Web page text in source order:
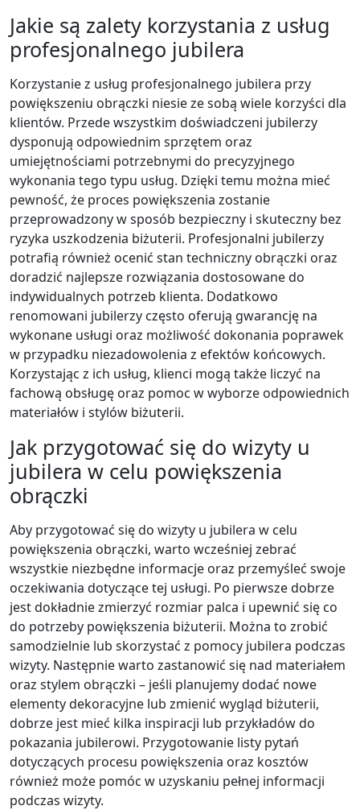
Jakie są zalety korzystania z usług
profesjonalnego jubilera
Korzystanie z usług profesjonalnego jubilera przy
powiększeniu obrączki niesie ze sobą wiele korzyści dla
klientów. Przede wszystkim doświadczeni jubilerzy
dysponują odpowiednim sprzętem oraz
umiejętnościami potrzebnymi do precyzyjnego
wykonania tego typu usług. Dzięki temu można mieć
pewność, że proces powiększenia zostanie
przeprowadzony w sposób bezpieczny i skuteczny bez
ryzyka uszkodzenia biżuterii. Profesjonalni jubilerzy
potrafią również ocenić stan techniczny obrączki oraz
doradzić najlepsze rozwiązania dostosowane do
indywidualnych potrzeb klienta. Dodatkowo
renomowani jubilerzy często oferują gwarancję na
wykonane usługi oraz możliwość dokonania poprawek
w przypadku niezadowolenia z efektów końcowych.
Korzystając z ich usług, klienci mogą także liczyć na
fachową obsługę oraz pomoc w wyborze odpowiednich
materiałów i stylów biżuterii.
Jak przygotować się do wizyty u
jubilera w celu powiększenia
obrączki
Aby przygotować się do wizyty u jubilera w celu
powiększenia obrączki, warto wcześniej zebrać
wszystkie niezbędne informacje oraz przemyśleć swoje
oczekiwania dotyczące tej usługi. Po pierwsze dobrze
jest dokładnie zmierzyć rozmiar palca i upewnić się co
do potrzeby powiększenia biżuterii. Można to zrobić
samodzielnie lub skorzystać z pomocy jubilera podczas
wizyty. Następnie warto zastanowić się nad materiałem
oraz stylem obrączki – jeśli planujemy dodać nowe
elementy dekoracyjne lub zmienić wygląd biżuterii,
dobrze jest mieć kilka inspiracji lub przykładów do
pokazania jubilerowi. Przygotowanie listy pytań
dotyczących procesu powiększenia oraz kosztów
również może pomóc w uzyskaniu pełnej informacji
podczas wizyty.